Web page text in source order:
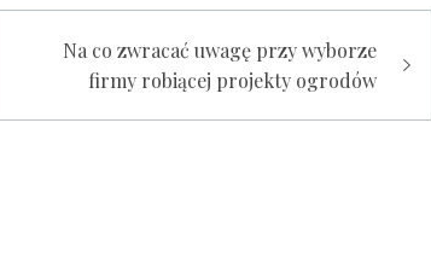
Na co zwracać uwagę przy wyborze
firmy robiącej projekty ogrodów